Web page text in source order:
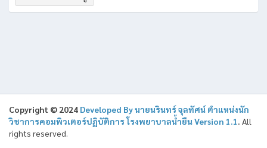
Copyright © 2024 Developed By นายนรินทร์ จุลทัศน์ ตําแหน่งนัก
วิชาการคอมพิวเตอร์ปฏิบัติการ โรงพยาบาลน้ำยืน Version 1.1. All
rights reserved.